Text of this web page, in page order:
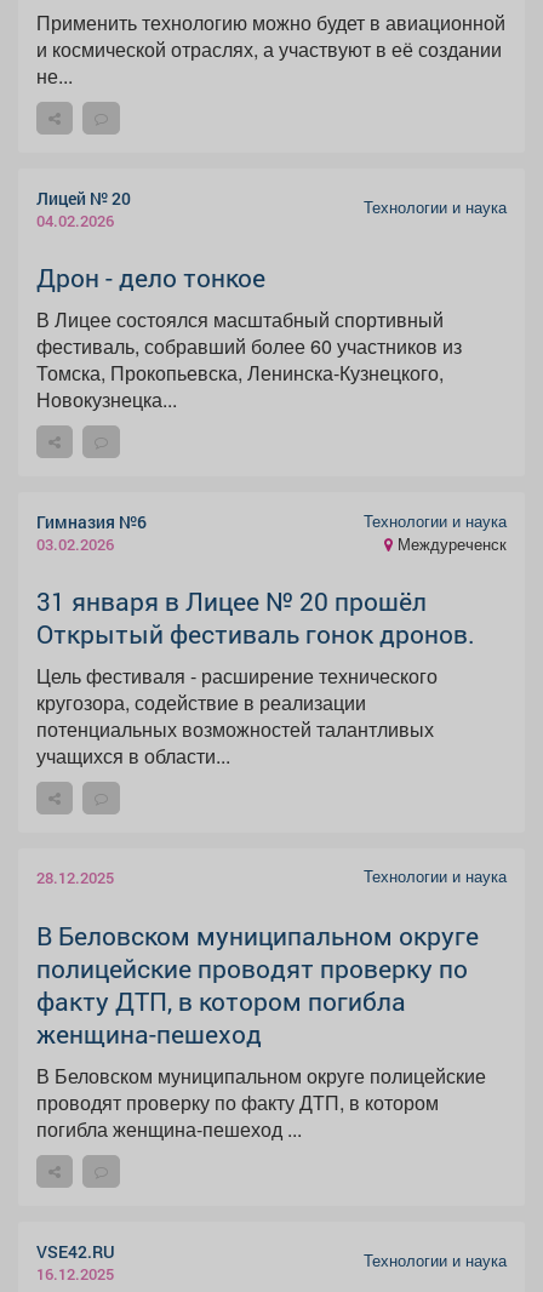
Применить технологию можно будет в авиационной
и космической отраслях, а участвуют в её создании
не...
Лицей № 20
04.02.2026
Технологии и наука
Дрон - дело тонкое
В Лицее состоялся масштабный спортивный
фестиваль, собравший более 60 участников из
Томска, Прокопьевска, Ленинска-Кузнецкого,
Новокузнецка...
Гимназия №6
03.02.2026
Технологии и наука
Междуреченск
31 января в Лицее № 20 прошёл
Открытый фестиваль гонок дронов.
Цель фестиваля - расширение технического
кругозора, содействие в реализации
потенциальных возможностей талантливых
учащихся в области...
28.12.2025 Технологии и наука
В Беловском муниципальном округе
полицейские проводят проверку по
факту ДТП, в котором погибла
женщина-пешеход
В Беловском муниципальном округе полицейские
проводят проверку по факту ДТП, в котором
погибла женщина-пешеход ...
VSE42.RU
16.12.2025
Технологии и наука